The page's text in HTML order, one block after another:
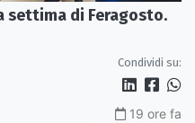
settima di Feragosto.
Condividi su:
19 ore fa